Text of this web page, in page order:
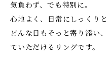
気負わず、でも特別に。
心地よく、日常にしっくりと
どんな日もそっと寄り添い
ていただけるリングです。